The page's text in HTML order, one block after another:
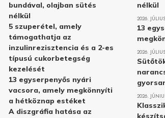
bundával, olajban sütés
nélkül
5 szuperétel, amely
támogathatja az
inzulinrezisztencia és a 2-es
típusú cukorbetegség
kezelését
13 egyserpenyős nyári
vacsora, amely megkönnyíti
a hétköznap estéket
A diszgráfia hatása az
nélkül
2026.
13
2026.
2026.